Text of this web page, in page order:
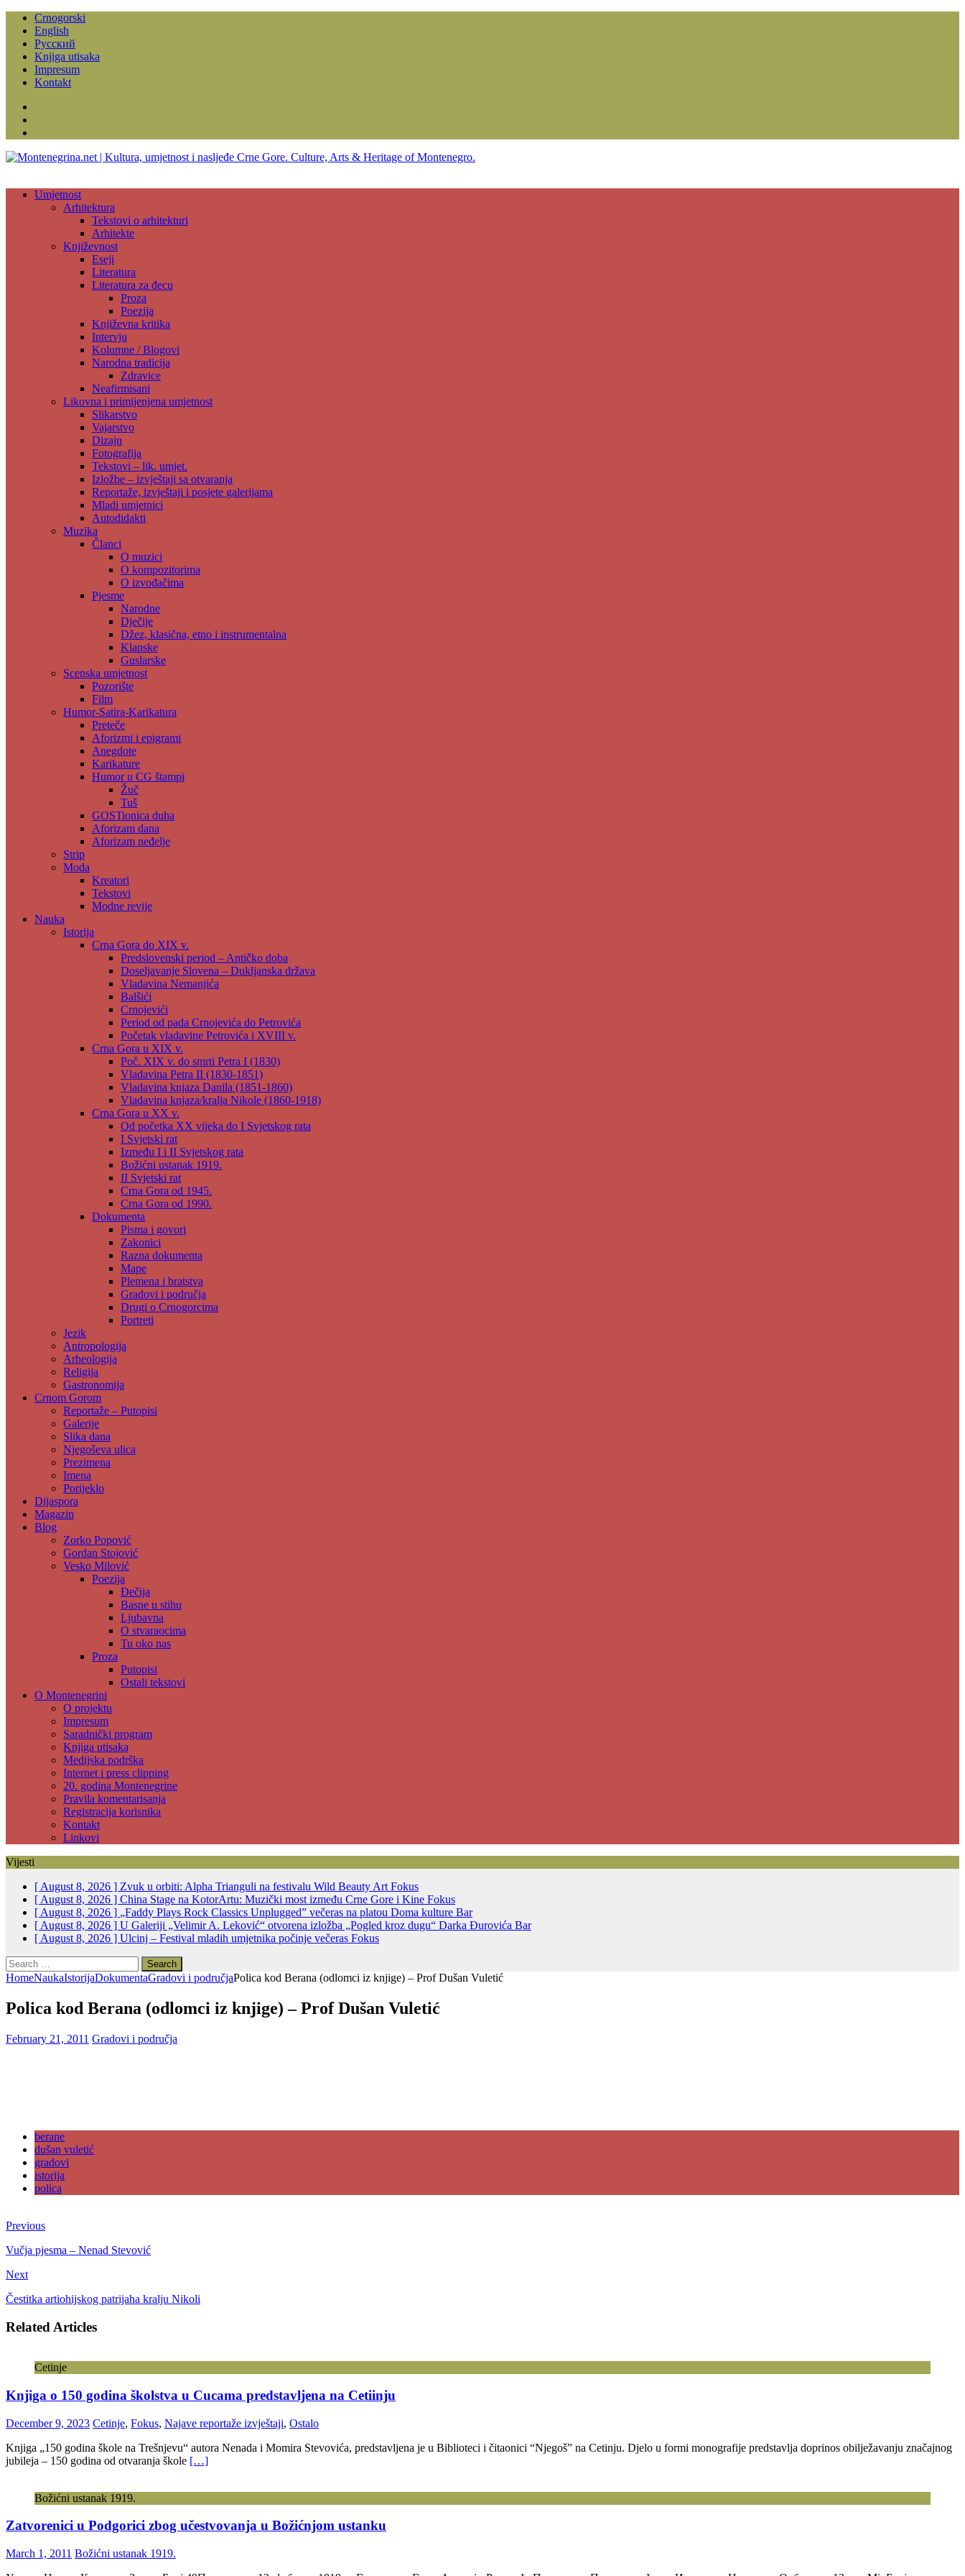
Crnogorski
English
Русский
Knjiga utisaka
Impresum
Kontakt
Umjetnost
Arhitektura
Tekstovi o arhitekturi
Arhitekte
Književnost
Eseji
Literatura
Literatura za đecu
Proza
Poezija
Književna kritika
Intervju
Kolumne / Blogovi
Narodna tradicija
Zdravice
Neafirmisani
Likovna i primijenjena umjetnost
Slikarstvo
Vajarstvo
Dizajn
Fotografija
Tekstovi – lik. umjet.
Izložbe – izvještaji sa otvaranja
Reportaže, izvještaji i posjete galerijama
Mladi umjetnici
Autodidakti
Muzika
Članci
O muzici
O kompozitorima
O izvođačima
Pjesme
Narodne
Dječije
Džez, klasična, etno i instrumentalna
Klapske
Guslarske
Scenska umjetnost
Pozorište
Film
Humor-Satira-Karikatura
Preteče
Aforizmi i epigrami
Anegdote
Karikature
Humor u CG štampi
Žuč
Tuš
GOSTionica duha
Aforizam dana
Aforizam neđelje
Strip
Moda
Kreatori
Tekstovi
Modne revije
Nauka
Istorija
Crna Gora do XIX v.
Predslovenski period – Antičko doba
Doseljavanje Slovena – Dukljanska država
Vladavina Nemanjića
Balšići
Crnojevići
Period od pada Crnojevića do Petrovića
Početak vladavine Petrovića i XVIII v.
Crna Gora u XIX v.
Poč. XIX v. do smrti Petra I (1830)
Vladavina Petra II (1830-1851)
Vladavina knjaza Danila (1851-1860)
Vladavina knjaza/kralja Nikole (1860-1918)
Crna Gora u XX v.
Od početka XX vijeka do I Svjetskog rata
I Svjetski rat
Između I i II Svjetskog rata
Božićni ustanak 1919.
II Svjetski rat
Crna Gora od 1945.
Crna Gora od 1990.
Dokumenta
Pisma i govori
Zakonici
Razna dokumenta
Mape
Plemena i bratstva
Gradovi i područja
Drugi o Crnogorcima
Portreti
Jezik
Antropologija
Arheologija
Religija
Gastronomija
Crnom Gorom
Reportaže – Putopisi
Galerije
Slika dana
Njegoševa ulica
Prezimena
Imena
Porijeklo
Dijaspora
Magazin
Blog
Zorko Popović
Gordan Stojović
Vesko Milović
Poezija
Đečija
Basne u stihu
Ljubavna
O stvaraocima
Tu oko nas
Proza
Putopisi
Ostali tekstovi
O Montenegrini
O projektu
Impresum
Saradnički program
Knjiga utisaka
Medijska podrška
Internet i press clipping
20. godina Montenegrine
Pravila komentarisanja
Registracija korisnika
Kontakt
Linkovi
Vijesti
[ August 8, 2026 ] Zvuk u orbiti: Alpha Trianguli na festivalu Wild Beauty Art Fokus
[ August 8, 2026 ] China Stage na KotorArtu: Muzički most između Crne Gore i Kine Fokus
[ August 8, 2026 ] „Faddy Plays Rock Classics Unplugged” večeras na platou Doma kulture Bar
[ August 8, 2026 ] U Galeriji „Velimir A. Leković“ otvorena izložba „Pogled kroz dugu“ Darka Đurovića Bar
[ August 8, 2026 ] Ulcinj – Festival mladih umjetnika počinje večeras Fokus
Search
for:
HomeNaukaIstorijaDokumentaGradovi i područjaPolica kod Berana (odlomci iz knjige) – Prof Dušan Vuletić
Polica kod Berana (odlomci iz knjige) – Prof Dušan Vuletić
February 21, 2011 Gradovi i područja
berane
dušan vuletić
gradovi
istorija
polica
Previous
Vučja pjesma – Nenad Stevović
Next
Čestitka artiohijskog patrijaha kralju Nikoli
Related Articles
Cetinje
Knjiga o 150 godina školstva u Cucama predstavljena na Cetiinju
December 9, 2023 Cetinje, Fokus, Najave reportaže izvještaji, Ostalo
Knjiga „150 godina škole na Trešnjevu“ autora Nenada i Momira Stevovića, predstavljena je u Biblioteci i čitaonici “Njegoš” na Cetinju. Djelo u formi monografije predstavlja doprinos obilježavanju značajnog
jubileja – 150 godina od otvaranja škole […]
Božićni ustanak 1919.
Zatvorenici u Podgorici zbog učestvovanja u Božićnjom ustanku
March 1, 2011 Božićni ustanak 1919.